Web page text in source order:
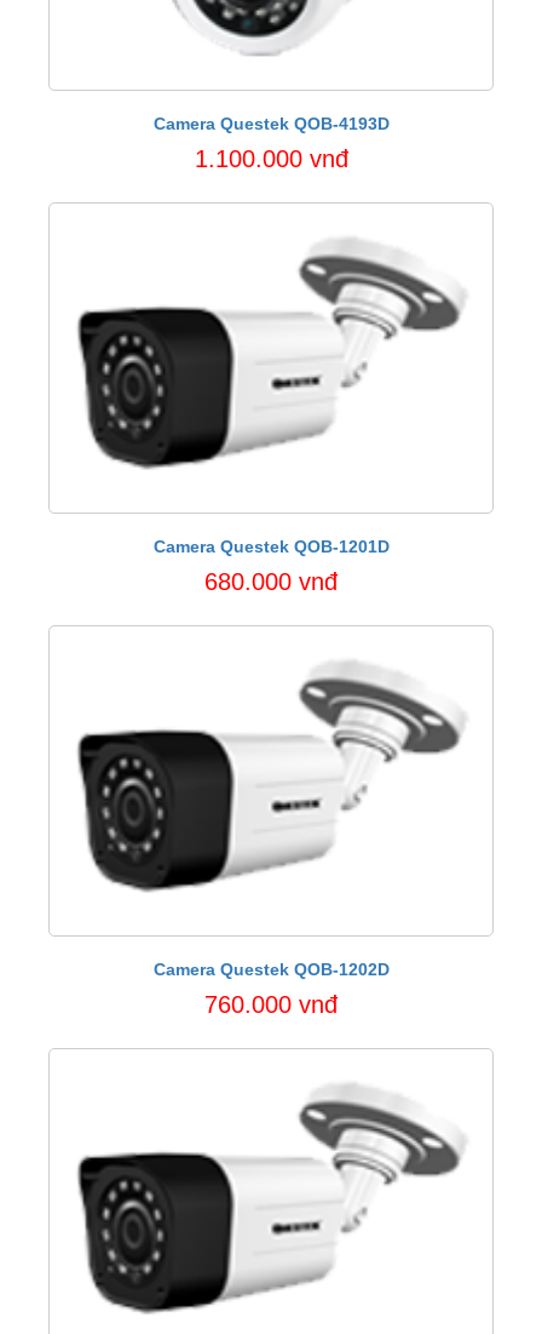
Camera Questek QOB-4193D
1.100.000 vnđ
Camera Questek QOB-1201D
680.000 vnđ
Camera Questek QOB-1202D
760.000 vnđ